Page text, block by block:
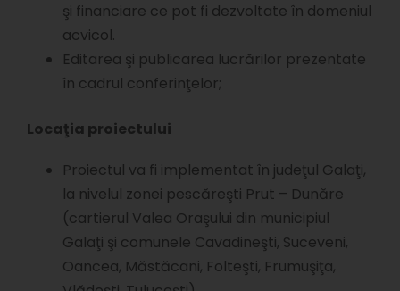
şi financiare ce pot fi dezvoltate în domeniul
acvicol.
Editarea şi publicarea lucrărilor prezentate
în cadrul conferinţelor;
Locaţia proiectului
Proiectul va fi implementat în judeţul Galaţi,
la nivelul zonei pescăreşti Prut – Dunăre
(cartierul Valea Oraşului din municipiul
Galaţi şi comunele Cavadineşti, Suceveni,
Oancea, Măstăcani, Folteşti, Frumuşiţa,